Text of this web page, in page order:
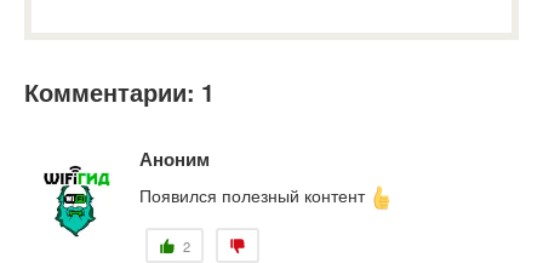
Комментарии: 1
Аноним
Появился полезный контент
2